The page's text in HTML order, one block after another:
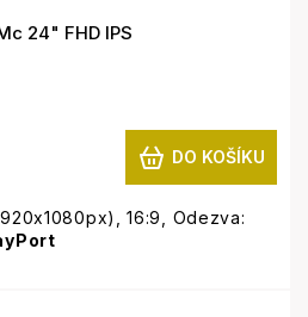
24" FHD IPS
DO KOŠÍKU
16:9, Odezva: